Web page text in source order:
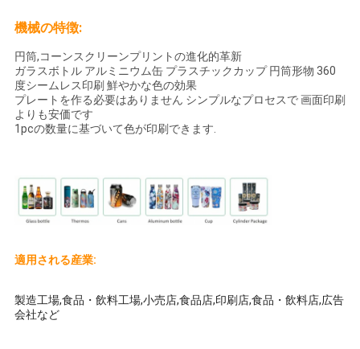
ス
す
べ
て
場
NEWS
機械の特徴:
円筒,コーンスクリーンプリントの進化的革新
ガラスボトル アルミニウム缶 プラスチックカップ 円筒形物 360
度シームレス印刷 鮮やかな色の効果
プレートを作る必要はありません シンプルなプロセスで 画面印刷
よりも安価です
1pcの数量に基づいて色が印刷できます.
適用される産業:
製造工場,食品・飲料工場,小売店,食品店,印刷店,食品・飲料店,広告
会社など